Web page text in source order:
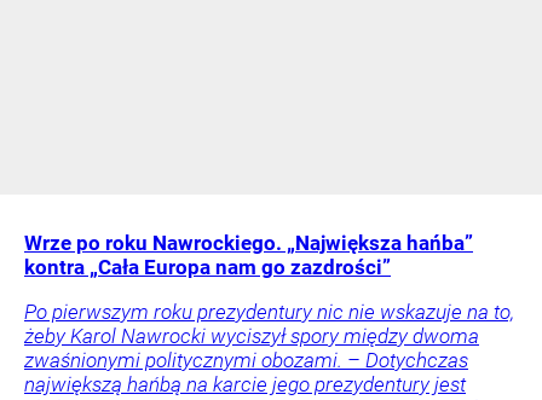
Wrze po roku Nawrockiego. „Największa hańba”
kontra „Cała Europa nam go zazdrości”
Po pierwszym roku prezydentury nic nie wskazuje na to,
żeby Karol Nawrocki wyciszył spory między dwoma
zwaśnionymi politycznymi obozami. – Dotychczas
największą hańbą na karcie jego prezydentury jest